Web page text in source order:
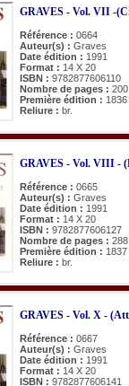
GRAVES - Vol. VII -
Référence : 0664
Auteur(s) : Graves
Date édition : 1991
Format : 14 X 20
ISBN : 9782877606110
Nombre de pages : 200
Première édition : 1836
Reliure : br.
GRAVES - Vol. VIII -
Référence : 0665
Auteur(s) : Graves
Date édition : 1991
Format : 14 X 20
ISBN : 9782877606127
Nombre de pages : 288
Première édition : 1837
Reliure : br.
GRAVES - Vol. X -
Référence : 0667
Auteur(s) : Graves
Date édition : 1991
Format : 14 X 20
ISBN : 9782877606141